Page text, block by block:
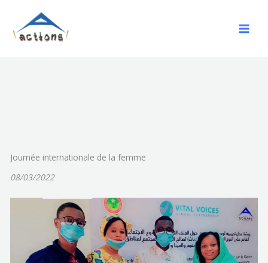
contenu
Journée internationale de la femme
08/03/2022